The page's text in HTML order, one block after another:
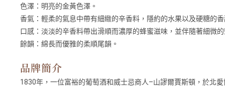
色澤： 明亮的金黃色澤。
香氣： 輕柔的氣息中帶有細緻的辛香料，隱約的水果以及硬糖的
口感： 淡淡的辛香料帶出滑順而濃厚的蜂蜜滋味，並伴隨著細微
餘韻： 綿長而優雅的柔順尾韻。
品牌簡介
1830年，一位富裕的葡萄酒和威士忌商人–山謬爾賈斯頓，於北